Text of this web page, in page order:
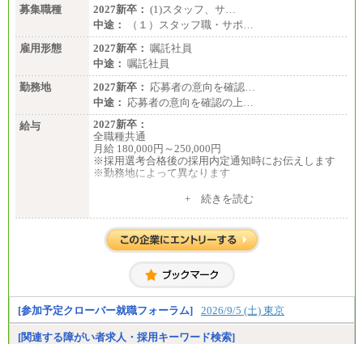
募集職種
2027新卒： (1)スタッフ、サ…
中途：
（１）スタッフ職・サポ…
雇用形態
2027新卒： 嘱託社員
中途： 嘱託社員
勤務地
2027新卒： 応募者の意向を確認…
中途： 応募者の意向を確認の上…
給与
2027新卒：
全職種共通
月給 180,000円～250,000円
※採用選考合格後の採用内定通知時にお伝えします
※勤務地によって異なります
月給 200,000円～250,000円
入社時の処遇は経験・能力を考慮の上、当社規程に
より決定します。
お伝えします。
+ 続きを読む
[参加予定クローバー就職フォーラム] 2026/9/5 (土) 東京
[関連する障がい者求人・採用キーワード検索]